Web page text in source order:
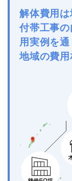
解体費用は
付帯工事
用実例を
地域の費用